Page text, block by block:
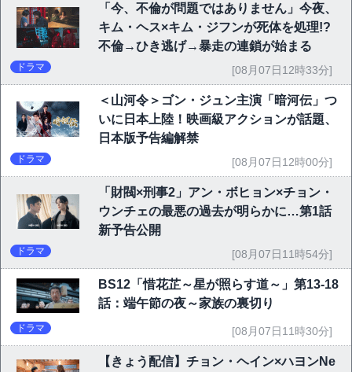
「今、不倫が問題ではありません」今夜、
キム・ヘス×キム・ジフンが死体を処理!?
不倫→ひき逃げ→暴走の連鎖が始まる
ドラマ [08月07日12時33分]
＜山河令＞ゴン・ジュン主演「暗河伝」つ
いに日本上陸！映画級アクションが話題、
日本版予告編解禁
ドラマ [08月07日12時00分]
「財閥×刑事2」アン・ボヒョン×チョン・
ウンチェの最悪の過去が明らかに…第1話
新予告公開
ドラマ [08月07日11時54分]
BS12「惜花芷～星が照らす道～」第13-18
話：端午節の夜～家族の裏切り
ドラマ [08月07日11時30分]
【きょう配信】チョン・ヘイン×ハヨンNe